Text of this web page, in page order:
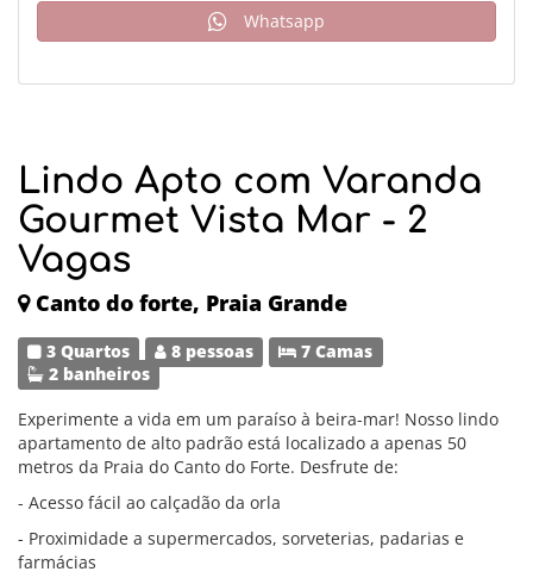
Lindo Apto com Varanda
Gourmet Vista Mar - 2
Vagas
Canto do forte, Praia Grande
3 Quartos 8 pessoas
7 Camas
2 banheiros
Experimente a vida em um paraíso à beira-mar! Nosso lindo
apartamento de alto padrão está localizado a apenas 50
metros da Praia do Canto do Forte. Desfrute de:
- Acesso fácil ao calçadão da orla
- Proximidade a supermercados, sorveterias, padarias e
farmácias
Whatsapp